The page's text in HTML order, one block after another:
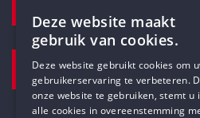
Pottenbrug 4
Antwerpen, 2000
Deze website maakt
gebruik van cookies.
Deze website gebruikt cookies om
gebruikerservaring te verbeteren.
onze website te gebruiken, stemt u
alle cookies in overeenstemming